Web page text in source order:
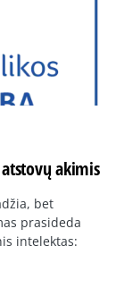
akimis
bet
prasideda
intelektas: